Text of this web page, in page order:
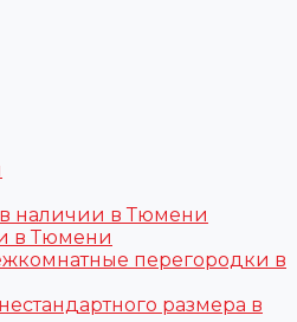
наличии в Тюмени
в Тюмени
перегородки в
размера в